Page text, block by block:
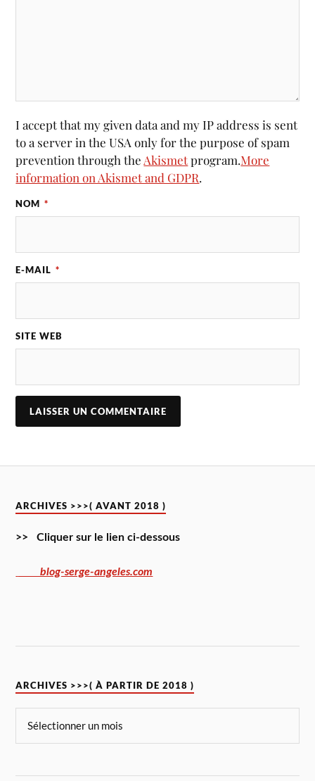
I accept that my given data and my IP address is sent
to a server in the USA only for the purpose of spam
prevention through the Akismetprogram.More
information on Akismet and GDPR.
NOM *
E-MAIL *
SITE WEB
ARCHIVES >>>( AVANT 2018 )
>> Cliquer sur le lien ci-dessous
blog-serge-angeles.com
ARCHIVES >>>( À PARTIR DE 2018 )